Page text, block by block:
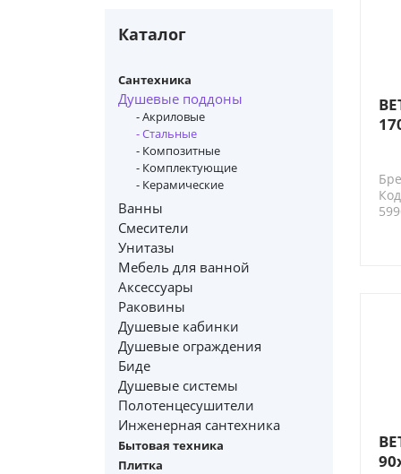
Каталог
Сантехника
Душевые поддоны
- Акриловые
- Стальные
- Композитные
- Комплектующие
- Керамические
Ванны
Смесители
Унитазы
Мебель для ванной
Аксессуары
Раковины
Душевые кабинки
Душевые ограждения
Биде
Душевые системы
Полотенцесушители
Инженерная сантехника
Бытовая техника
Плитка